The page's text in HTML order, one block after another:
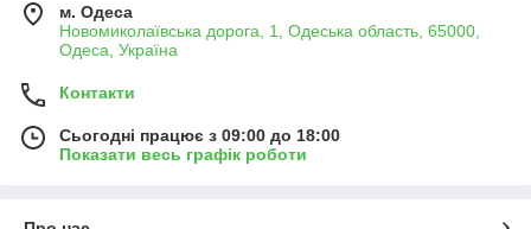
м. Одеса
Новомиколаївська дорога, 1, Одеська область, 65000,
Одеса, Україна
Контакти
Сьогодні працює з 09:00 до 18:00
Показати весь графік роботи